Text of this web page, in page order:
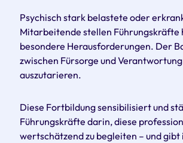
Psychisch stark belastete oder
Mitarbeitende stellen Führungskräfte
besondere Herausforderungen. Der
zwischen Fürsorge und
auszutarieren.
Diese Fortbildung sensibilisiert und
Führungskräfte darin, diese
wertschätzend zu begleiten – und